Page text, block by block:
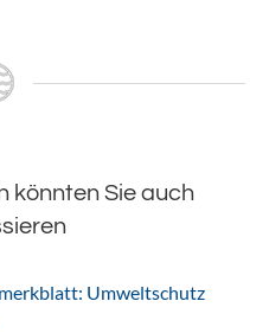
könnten Sie auch
Umweltschutz